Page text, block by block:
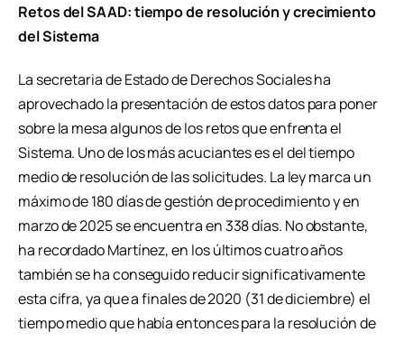
Retos del SAAD: tiempo de resolución y crecimiento
del Sistema
La secretaria de Estado de Derechos Sociales ha
aprovechado la presentación de estos datos para poner
sobre la mesa algunos de los retos que enfrenta el
Sistema. Uno de los más acuciantes es el del tiempo
medio de resolución de las solicitudes. La ley marca un
máximo de 180 días de gestión de procedimiento y en
marzo de 2025 se encuentra en 338 días. No obstante,
ha recordado Martínez, en los últimos cuatro años
también se ha conseguido reducir significativamente
esta cifra, ya que a finales de 2020 (31 de diciembre) el
tiempo medio que había entonces para la resolución de